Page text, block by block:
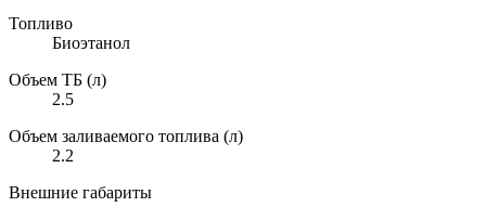
Топливо
Биоэтанол
Объем ТБ (л)
2.5
Объем заливаемого топлива (л)
2.2
Внешние габариты